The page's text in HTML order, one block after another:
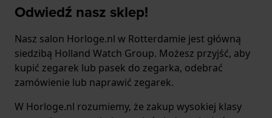
Odwiedź nasz sklep!
Nasz salon Horloge.nl w Rotterdamie jest główną
siedzibą Holland Watch Group. Możesz przyjść, aby
kupić zegarek lub pasek do zegarka, odebrać
zamówienie lub naprawić zegarek.
W Horloge.nl rozumiemy, że zakup wysokiej klasy